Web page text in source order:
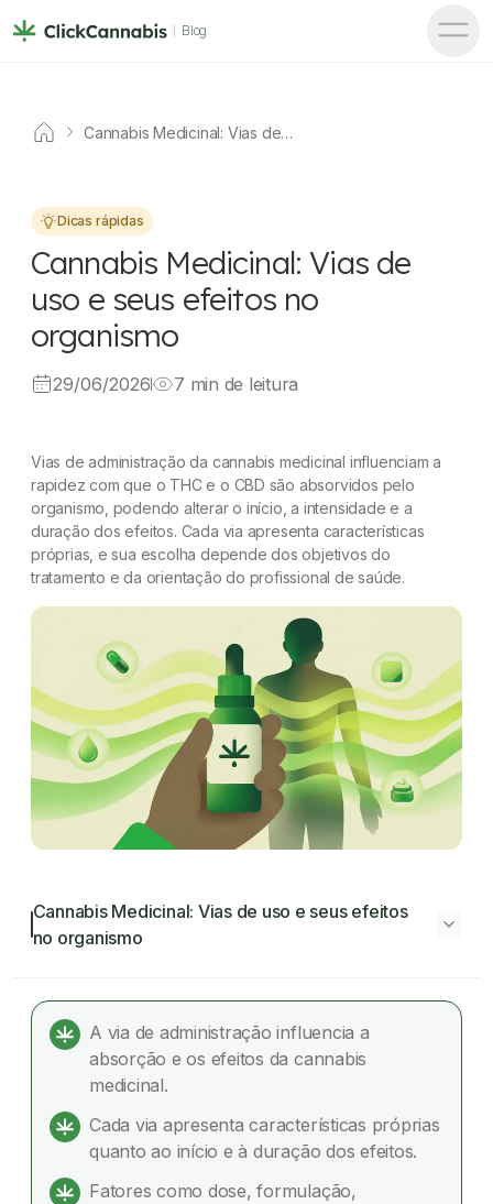
Blog
Cannabis Medicinal: Vias de
Dicas rápidas
Cannabis Medicinal: Vias de
uso e seus efeitos no
organismo
29/06/2026 7 min de leitura
Vias de administração da cannabis medicinal influenciam a
rapidez com que o THC e o CBD são absorvidos pelo
organismo, podendo alterar o início, a intensidade e a
duração dos efeitos. Cada via apresenta características
próprias, e sua escolha depende dos objetivos do
tratamento e da orientação do profissional de saúde.
Cannabis Medicinal: Vias de uso e seus efeitos
no organismo
efeitos no organismo
Quais são as principais vias de administração da
cannabis medicinal?
Como cada via de administração influencia os
A via de administração influencia a
absorção e os efeitos da cannabis
medicinal.
Cada via apresenta características próprias
quanto ao início e à duração dos efeitos.
Fatores como dose, formulação,